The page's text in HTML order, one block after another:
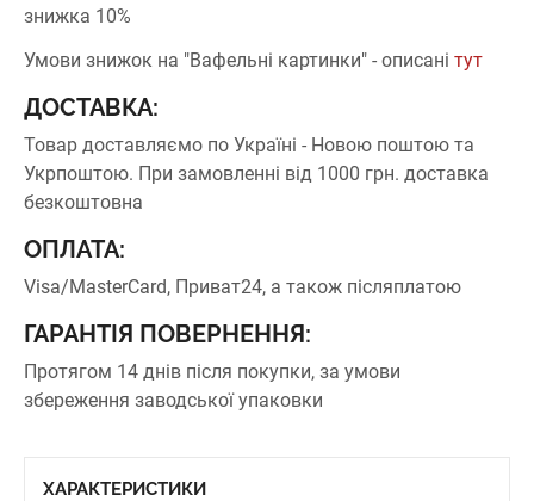
знижка 10%
Умови знижок на "Вафельні картинки" - описані тут
ДОСТАВКА:
Товар доставляємо по Україні - Новою поштою та
Укрпоштою. При замовленні від 1000 грн. доставка
безкоштовна
ОПЛАТА:
Visa/MasterCard, Приват24, а також післяплатою
ГАРАНТІЯ ПОВЕРНЕННЯ:
Протягом 14 днів після покупки, за умови
збереження заводської упаковки
ХАРАКТЕРИСТИКИ